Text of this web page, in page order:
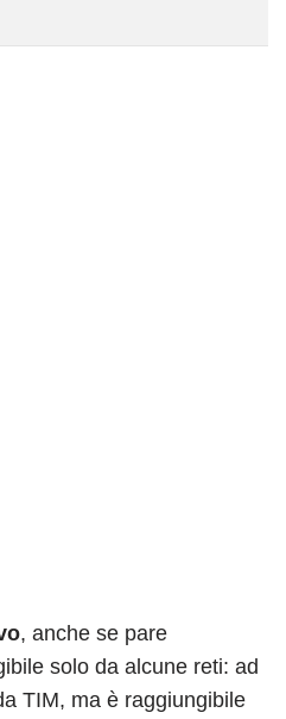
, anche se pare
solo da alcune reti: ad
TIM, ma è raggiungibile